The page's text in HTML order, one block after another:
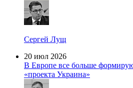
Сергей Лущ
20 июл 2026
В Европе все больше
«проекта Украина»